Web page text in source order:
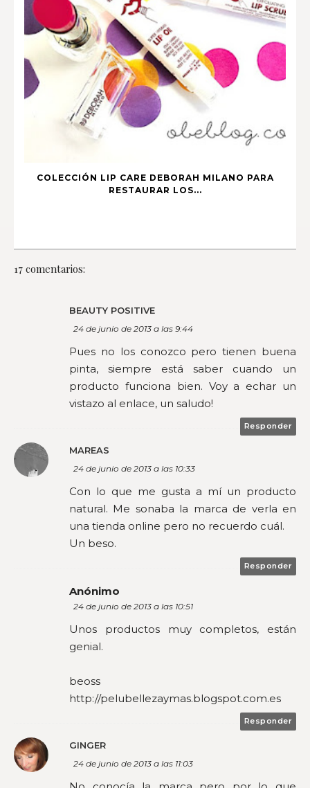
COLECCIÓN LIP CARE DEBORAH MILANO PARA
RESTAURAR LOS...
17 comentarios:
BEAUTY POSITIVE
24 de junio de 2013 a las 9:44
Pues no los conozco pero tienen buena
pinta, siempre está saber cuando un
producto funciona bien. Voy a echar un
vistazo al enlace, un saludo!
Responder
MAREAS
24 de junio de 2013 a las 10:33
Con lo que me gusta a mí un producto
natural. Me sonaba la marca de verla en
una tienda online pero no recuerdo cuál.
Un beso.
Responder
Anónimo
24 de junio de 2013 a las 10:51
Unos productos muy completos, están
genial.
beoss
http://pelubellezaymas.blogspot.com.es
Responder
GINGER
24 de junio de 2013 a las 11:03